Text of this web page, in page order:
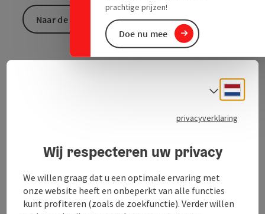
prachtige prijzen!
Doe nu mee
heeft in een aanbouw achter het Romeinse museum
een reparatiestation ingericht waar je zelf kleine
slecht weer droog te zitten. Via een lichtschakelaar
kun je door een vitrine naar binnen kijken, een
is. Er zijn informatiefolders beschikbaar.
Naar de website
privacyverklaring
Wij respecteren uw privacy
We willen graag dat u een optimale ervaring met
onze website heeft en onbeperkt van alle functies
kunt profiteren (zoals de zoekfunctie). Verder willen